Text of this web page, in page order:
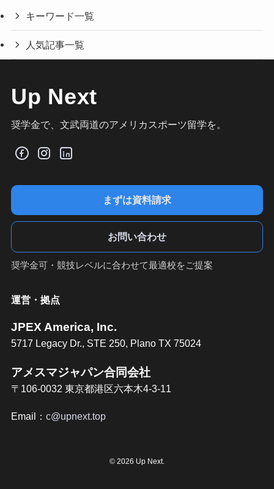
キーワード一覧
人気記事一覧
Up Next
奨学金で、文武両道のアメリカスポーツ留学を。
まずは資料請求
お問い合わせ
奨学金可・競技レベルに合わせて最適校をご提案
運営・拠点
JPEX America, Inc.
5717 Legacy Dr., STE 250, Plano TX 75024
アメスマジャパン合同会社
〒106-0032 東京都港区六本木4-3-11
Email： c@upnext.top
© 2026 Up Next.